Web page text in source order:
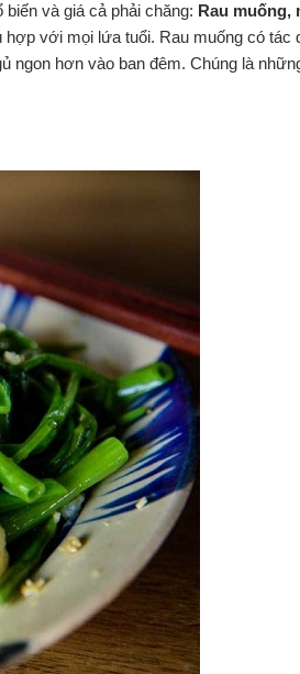
và giá cả phải chăng: Rau muống,
hợp với mọi lứa tuổi. Rau muống có tác
ngon hơn vào ban đêm. Chúng là